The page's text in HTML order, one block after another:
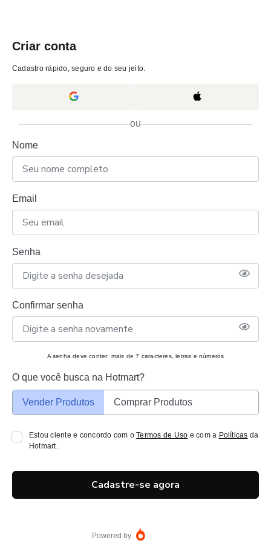
Criar conta
Cadastro rápido, seguro e do seu jeito.
ou
Nome
Email
Senha
Confirmar senha
A senha deve conter: mais de 7 caracteres, letras e números
O que você busca na Hotmart?
Vender Produtos Comprar Produtos
Estou ciente e concordo com oTermos de Uso e com a Políticas da
Hotmart.
Cadastre-se agora
Powered by